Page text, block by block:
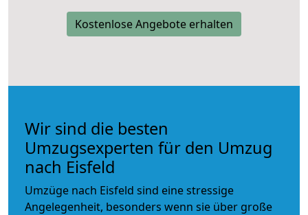
Kostenlose Angebote erhalten
Wir sind die besten
Umzugsexperten für den Umzug
nach Eisfeld
Umzüge nach Eisfeld sind eine stressige
Angelegenheit, besonders wenn sie über große